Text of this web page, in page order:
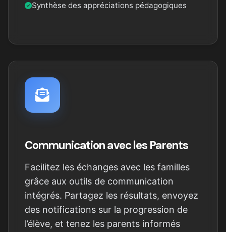
Synthèse des appréciations pédagogiques
Communication avec les Parents
Facilitez les échanges avec les familles
grâce aux outils de communication
intégrés. Partagez les résultats, envoyez
des notifications sur la progression de
l’élève, et tenez les parents informés